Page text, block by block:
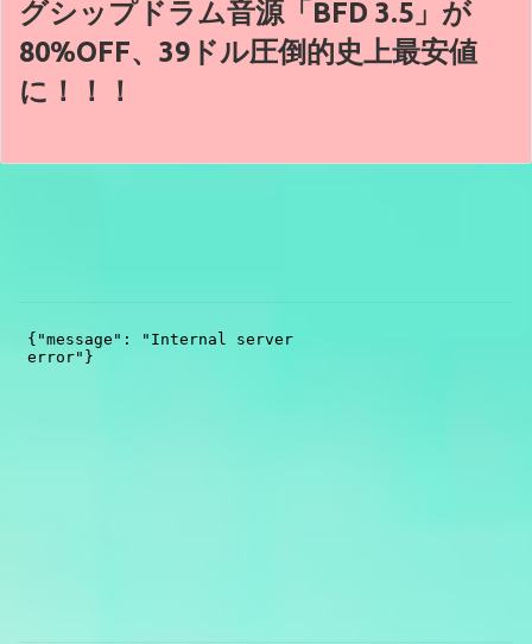
グシップドラム音源「BFD 3.5」が
80%OFF、39ドル圧倒的史上最安値
に！！！